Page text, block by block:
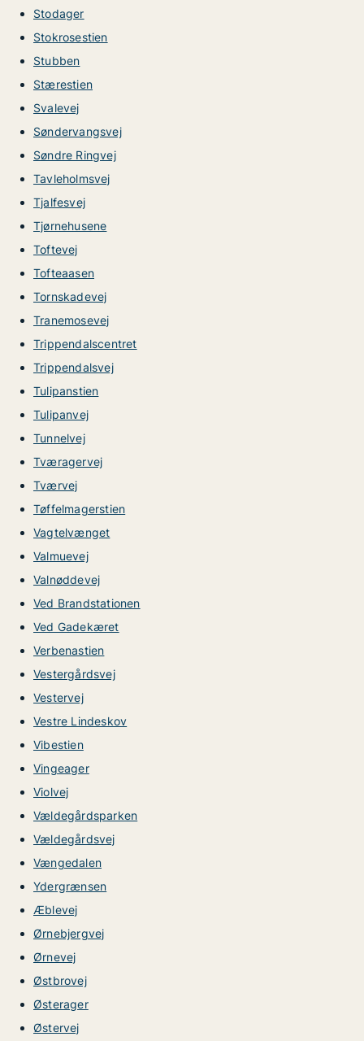
Stodager
Stokrosestien
Stubben
Stærestien
Svalevej
Søndervangsvej
Søndre Ringvej
Tavleholmsvej
Tjalfesvej
Tjørnehusene
Toftevej
Tofteaasen
Tornskadevej
Tranemosevej
Trippendalscentret
Trippendalsvej
Tulipanstien
Tulipanvej
Tunnelvej
Tværagervej
Tværvej
Tøffelmagerstien
Vagtelvænget
Valmuevej
Valnøddevej
Ved Brandstationen
Ved Gadekæret
Verbenastien
Vestergårdsvej
Vestervej
Vestre Lindeskov
Vibestien
Vingeager
Violvej
Vældegårdsparken
Vældegårdsvej
Vængedalen
Ydergrænsen
Æblevej
Ørnebjergvej
Ørnevej
Østbrovej
Østerager
Østervej